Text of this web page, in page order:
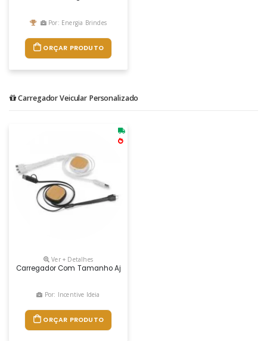
Por: Energia Brindes
ORÇAR PRODUTO
Carregador Veicular Personalizado
Ver + Detalhes
Carregador Com Tamanho Ajustável Em Plástico Com Detalhe Em
Por: Incentive Ideia
ORÇAR PRODUTO